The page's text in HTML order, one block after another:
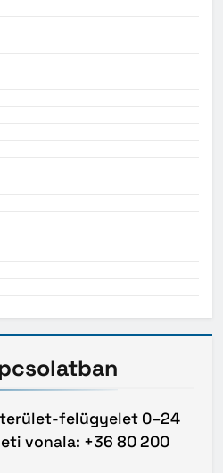
felügyelet 0–24
vonala: +36 80 200